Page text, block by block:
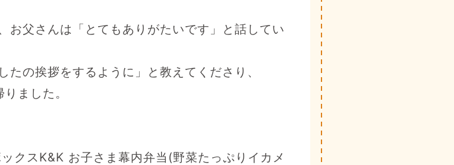
お父さんは「とてもありがたいです」と話してい
たの挨拶をするように」と教えてくださり、
ました。
クスK&K お子さま幕内弁当(野菜たっぷりイカメ